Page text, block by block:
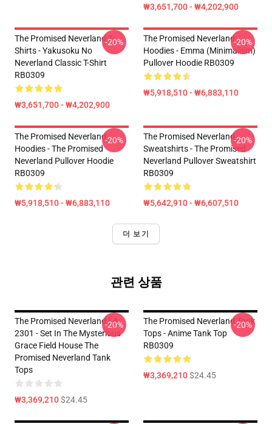
₩3,651,700 - ₩4,202,900
The Promised Neverland T-
Shirts - Yakusoku No
Neverland Classic T-Shirt
RB0309
₩3,651,700 - ₩4,202,900
-20%
The Promised Neverland
Hoodies - Emma (Minimalism)
Pullover Hoodie RB0309
₩5,918,510 - ₩6,883,110
-20%
The Promised Neverland
Hoodies - The Promised
Neverland Pullover Hoodie
RB0309
₩5,918,510 - ₩6,883,110
-20%
The Promised Neverland
Sweatshirts - The Promised
Neverland Pullover Sweatshirt
RB0309
₩5,642,910 - ₩6,607,510
-20%
더 보기
관련 상품
The Promised Neverland LA
2301 - Set In The Mysterious
Grace Field House The
Promised Neverland Tank
Tops
₩3,369,210$24.45
-20%
The Promised Neverland Tank
Tops - Anime Tank Top
RB0309
₩3,369,210$24.45
-20%